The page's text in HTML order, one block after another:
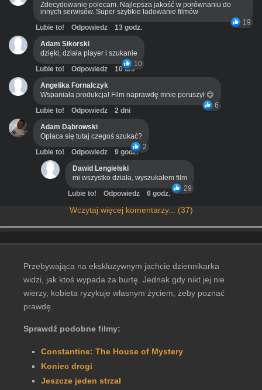
Zdecydowanie polecam. Najlepsza jakość w porównaniu do
innych serwisów. Super szybkie ładowanie filmów
19
Lubie to! Odpowiedz
13 godz.
Adam Sikorski
dzięki, działa player i szukanie
10
Lubie to! Odpowiedz
10 dni
Angelika Fornalczyk
Wspaniała produkcja! Film naprawdę mnie poruszył 😊
6
Lubie to! Odpowiedz
2 dni
Adam Dąbrowski
Opłaca się tutaj czegoś szukać?
2
Lubie to! Odpowiedz
9 godz.
Dawid Lengielski
mi wszystko działa, wyszukałem film
29
Lubie to! Odpowiedz 6 godz.
Wczytaj więcej komentarzy... (37)
Przebywająca na ekskluzywnym jachcie dziennikarka
widzi, jak ktoś wypada za burtę. Jednak gdy nikt jej nie
wierzy, kobieta ryzykuje własnym życiem, żeby poznać
prawdę.
Sprawdź podobne filmy:
Constantine: The House of Mystery
Koniec drogi
Jeszcze jeden strzał